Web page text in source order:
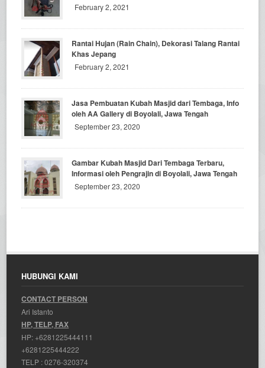
February 2, 2021
Rantai Hujan (Rain Chain), Dekorasi Talang Rantai
Khas Jepang
February 2, 2021
Jasa Pembuatan Kubah Masjid dari Tembaga, Info
oleh AA Gallery di Boyolali, Jawa Tengah
September 23, 2020
Gambar Kubah Masjid Dari Tembaga Terbaru,
Informasi oleh Pengrajin di Boyolali, Jawa Tengah
September 23, 2020
HUBUNGI KAMI
CONTACT PERSON
Ari Istanto
HP, TELP, FAX
HP: +6281225444111
+6281225444222
TELP :0276-320374